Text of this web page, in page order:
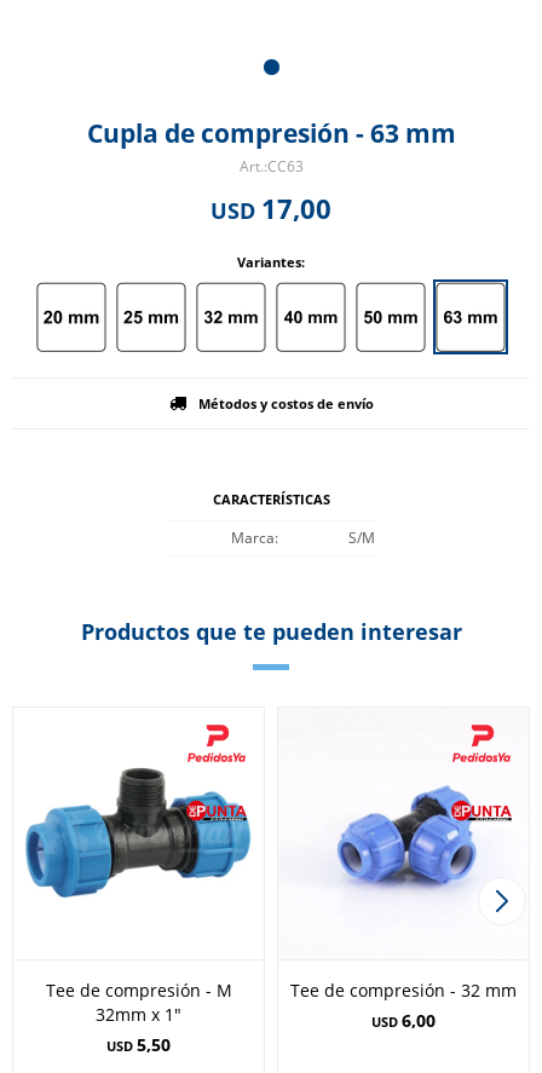
Cupla de compresión - 63 mm
CC63
USD 17,00
Variantes:
Métodos y costos de envío
CARACTERÍSTICAS
Marca S/M
Productos que te pueden interesar
Tee de compresión - M
32mm x 1"
USD 5,50
Tee de compresión - 32 mm
USD 6,00